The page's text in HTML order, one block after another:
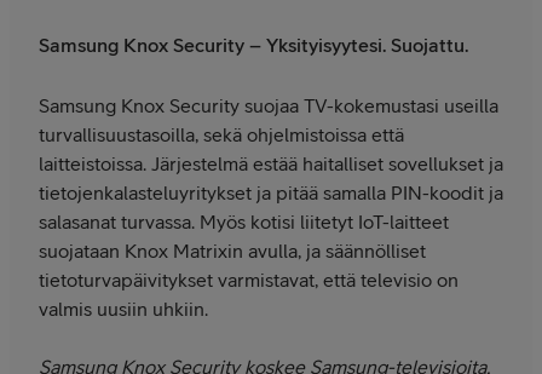
Samsung Knox Security – Yksityisyytesi. Suojattu.
Samsung Knox Security suojaa TV-kokemustasi useilla
turvallisuustasoilla, sekä ohjelmistoissa että
laitteistoissa. Järjestelmä estää haitalliset sovellukset ja
tietojenkalasteluyritykset ja pitää samalla PIN-koodit ja
salasanat turvassa. Myös kotisi liitetyt IoT-laitteet
suojataan Knox Matrixin avulla, ja säännölliset
tietoturvapäivitykset varmistavat, että televisio on
valmis uusiin uhkiin.
Samsung Knox Security koskee Samsung-televisioita,